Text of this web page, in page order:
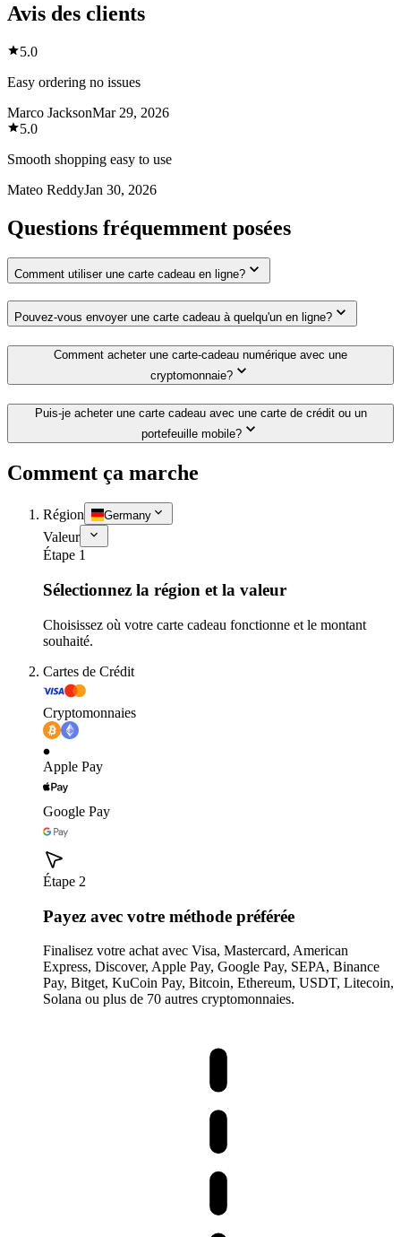
Avis des clients
5.0
Easy ordering no issues
Marco JacksonMar 29, 2026
5.0
Smooth shopping easy to use
Mateo ReddyJan 30, 2026
Questions fréquemment posées
Comment utiliser une carte cadeau en ligne?
Pouvez-vous envoyer une carte cadeau à quelqu'un en ligne?
Comment acheter une carte-cadeau numérique avec une
cryptomonnaie?
Puis-je acheter une carte cadeau avec une carte de crédit ou un
portefeuille mobile?
Comment ça marche
Région Germany
Valeur
Étape 1
Sélectionnez la région et la valeur
Choisissez où votre carte cadeau fonctionne et le montant
souhaité.
Cartes de Crédit
Cryptomonnaies
Apple Pay
Google Pay
Étape 2
Payez avec votre méthode préférée
Finalisez votre achat avec Visa, Mastercard, American
Express, Discover, Apple Pay, Google Pay, SEPA, Binance
Pay, Bitget, KuCoin Pay, Bitcoin, Ethereum, USDT, Litecoin,
Solana ou plus de 70 autres cryptomonnaies.